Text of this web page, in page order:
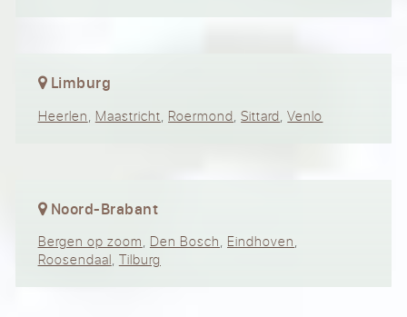
Limburg
Heerlen Maastricht Roermond ,Sittard ,Venlo
Noord-Brabant
Bergen op zoom, Den Bosch, Eindhoven,
Roosendaal, Tilburg